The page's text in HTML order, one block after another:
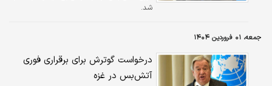
شد.
جمعه، ۰۱ فروردین ۱۴۰۴
درخواست گوترش برای برقراری فوری
آتش‌بس در غزه